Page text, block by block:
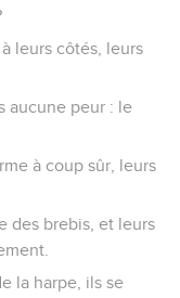
leurs côtés, leurs
aucune peur : le
à coup sûr, leurs
des brebis, et leurs
la harpe, ils se